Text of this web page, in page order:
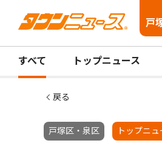
戸
すべて トップニュース
戻る
戸塚区・泉区 トップニュ